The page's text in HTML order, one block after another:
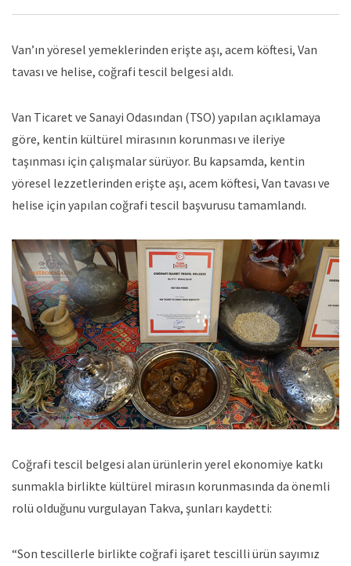
Van’ın yöresel yemeklerinden erişte aşı, acem köftesi, Van
tavası ve helise, coğrafi tescil belgesi aldı.
Van Ticaret ve Sanayi Odasından (TSO) yapılan açıklamaya
göre, kentin kültürel mirasının korunması ve ileriye
taşınması için çalışmalar sürüyor. Bu kapsamda, kentin
yöresel lezzetlerinden erişte aşı, acem köftesi, Van tavası ve
helise için yapılan coğrafi tescil başvurusu tamamlandı.
Coğrafi tescil belgesi alan ürünlerin yerel ekonomiye katkı
sunmakla birlikte kültürel mirasın korunmasında da önemli
rolü olduğunu vurgulayan Takva, şunları kaydetti:
“Son tescillerle birlikte coğrafi işaret tescilli ürün sayımız